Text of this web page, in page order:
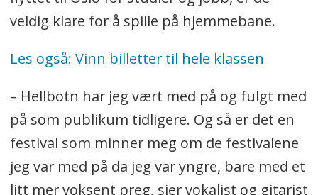
veldig klare for å spille på hjemmebane.
Les også: Vinn billetter til hele klassen
– Hellbotn har jeg vært med på og fulgt med
på som publikum tidligere. Og så er det en
festival som minner meg om de festivalene
jeg var med på da jeg var yngre, bare med et
litt mer voksent preg, sier vokalist og gitarist